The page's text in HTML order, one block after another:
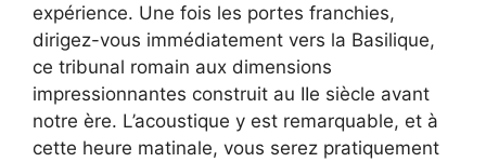
expérience. Une fois les portes franchies,
dirigez-vous immédiatement vers la Basilique,
ce tribunal romain aux dimensions
impressionnantes construit au IIe siècle avant
notre ère. L’acoustique y est remarquable, et à
cette heure matinale, vous serez pratiquement